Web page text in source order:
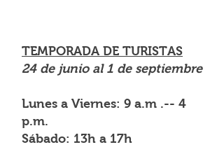
TEMPORADA DE TURISTAS
24 de junio al 1 de septiembre
Lunes a Viernes: 9 a.m .-- 4
p.m.
Sábado: 13h a 17h